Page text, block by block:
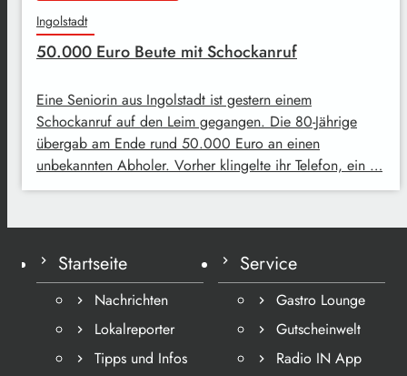
Ingolstadt
50.000 Euro Beute mit Schockanruf
Eine Seniorin aus Ingolstadt ist gestern einem
Schockanruf auf den Leim gegangen. Die 80-Jährige
übergab am Ende rund 50.000 Euro an einen
unbekannten Abholer. Vorher klingelte ihr Telefon, ein …
Startseite
Nachrichten
Lokalreporter
Tipps und Infos
Service
Gastro Lounge
Gutscheinwelt
Radio IN App